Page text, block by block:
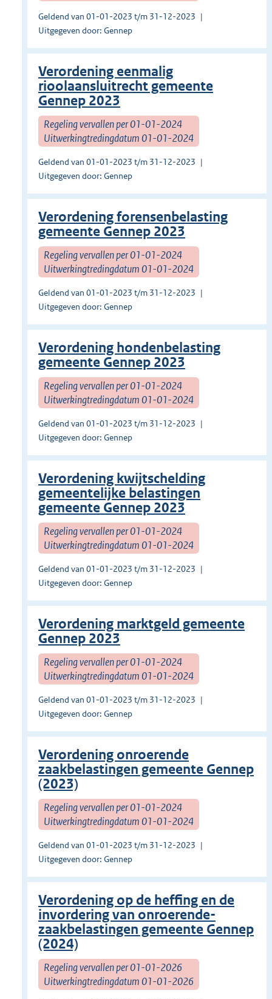
Geldend van 01-01-2023 t/m 31-12-2023
Uitgegeven door: Gennep
Verordening eenmalig
rioolaansluitrecht gemeente
Gennep 2023
Regeling vervallen per 01-01-2024
Uitwerkingtredingdatum 01-01-2024
Geldend van 01-01-2023 t/m 31-12-2023
Uitgegeven door: Gennep
Verordening forensenbelasting
gemeente Gennep 2023
Regeling vervallen per 01-01-2024
Uitwerkingtredingdatum 01-01-2024
Geldend van 01-01-2023 t/m 31-12-2023
Uitgegeven door: Gennep
Verordening hondenbelasting
gemeente Gennep 2023
Regeling vervallen per 01-01-2024
Uitwerkingtredingdatum 01-01-2024
Geldend van 01-01-2023 t/m 31-12-2023
Uitgegeven door: Gennep
Verordening kwijtschelding
gemeentelijke belastingen
gemeente Gennep 2023
Regeling vervallen per 01-01-2024
Uitwerkingtredingdatum 01-01-2024
Geldend van 01-01-2023 t/m 31-12-2023
Uitgegeven door: Gennep
Verordening marktgeld gemeente
Gennep 2023
Regeling vervallen per 01-01-2024
Uitwerkingtredingdatum 01-01-2024
Geldend van 01-01-2023 t/m 31-12-2023
Uitgegeven door: Gennep
Verordening onroerende
zaakbelastingen gemeente Gennep
(2023)
Regeling vervallen per 01-01-2024
Uitwerkingtredingdatum 01-01-2024
Geldend van 01-01-2023 t/m 31-12-2023
Uitgegeven door: Gennep
Verordening op de heffing en de
invordering van onroerende-
zaakbelastingen gemeente Gennep
(2024)
Regeling vervallen per 01-01-2026
Uitwerkingtredingdatum 01-01-2026